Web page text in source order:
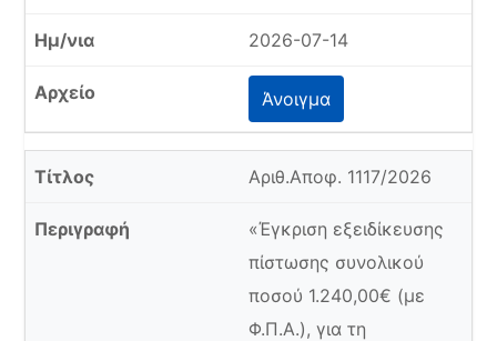
2026-07-14
Άνοιγμα
Αριθ.Αποφ. 1117/2026
«Έγκριση εξειδίκευσης
πίστωσης συνολικού
ποσού 1.240,00€ (με
Φ.Π.Α.), για τη